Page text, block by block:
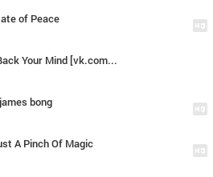
of Peace
Take Back Your Mind [vk.com/ektoplazm]
bong
A Pinch Of Magic